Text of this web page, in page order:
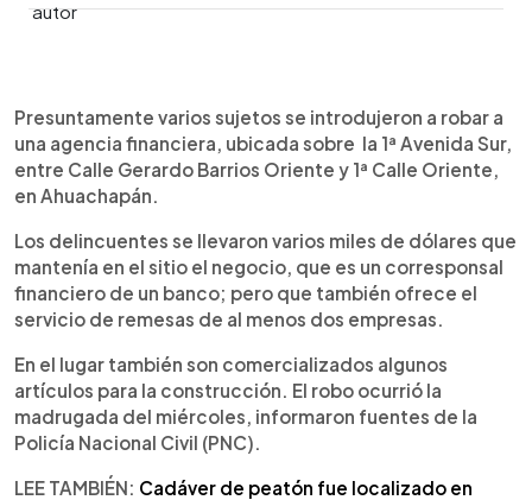
Escuchar artículo
Presuntamente varios sujetos se introdujeron a robar a
una agencia financiera, ubicada sobre la 1ª Avenida Sur,
entre Calle Gerardo Barrios Oriente y 1ª Calle Oriente,
en Ahuachapán.
Los delincuentes se llevaron varios miles de dólares que
mantenía en el sitio el negocio, que es un corresponsal
financiero de un banco; pero que también ofrece el
servicio de remesas de al menos dos empresas.
En el lugar también son comercializados algunos
artículos para la construcción. El robo ocurrió la
madrugada del miércoles, informaron fuentes de la
Policía Nacional Civil (PNC).
LEE TAMBIÉN: Cadáver de peatón fue localizado en